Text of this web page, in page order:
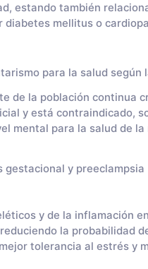
estando también
diabetes mellitus o
para la salud según
de la población continua
y está contraindicado,
mental para la salud de la
gestacional y preeclampsia
y de la inflamación
la probabilidad
tolerancia al estrés y